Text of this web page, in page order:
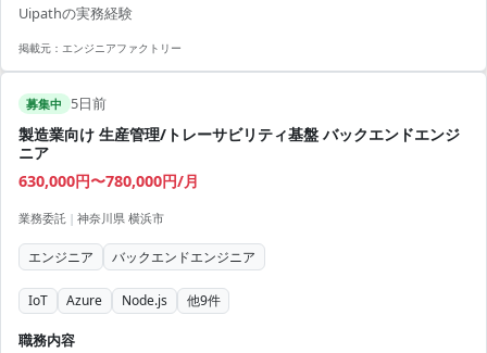
Uipathの実務経験
掲載元： エンジニアファクトリー
募集中 5日前
製造業向け 生産管理/トレーサビリティ基盤 バックエンドエンジ
ニア
630,000円〜780,000円/月
業務委託 | 神奈川県 横浜市
エンジニア バックエンドエンジニア
IoT Azure Node.js 他9件
職務内容